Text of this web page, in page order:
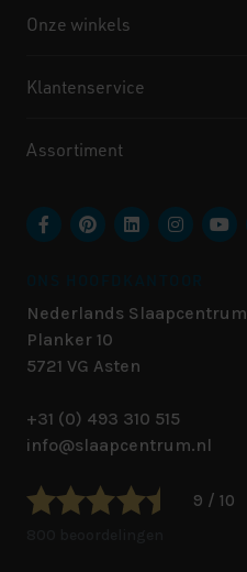
Onze winkels
Klantenservice
Assortiment
Nederlands Slaapcentrum
Planker 10
5721 VG Asten
+31 (0) 493 310 515
info@slaapcentrum.nl
9 / 10